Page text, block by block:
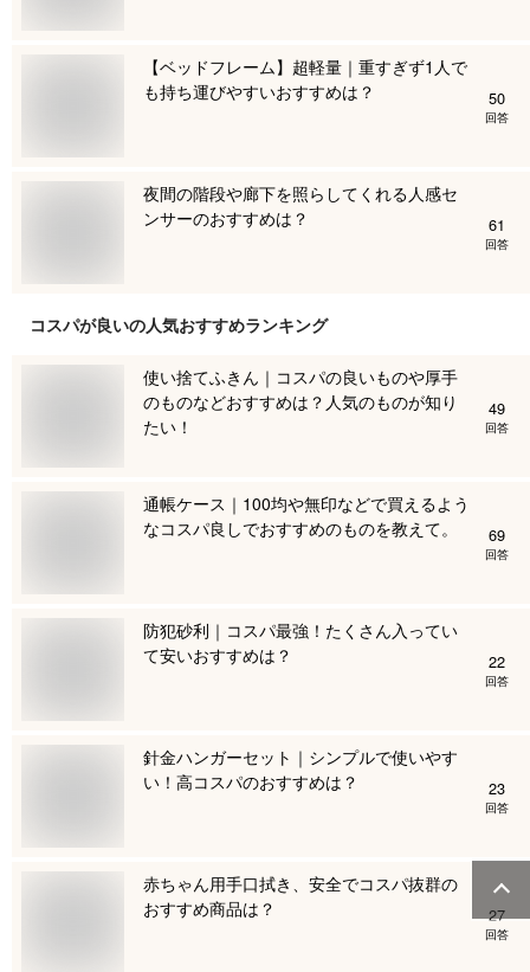
【ベッドフレーム】超軽量｜重すぎず1人で
も持ち運びやすいおすすめは？
50
回答
夜間の階段や廊下を照らしてくれる人感セ
ンサーのおすすめは？
61
回答
コスパが良いの人気おすすめランキング
使い捨てふきん｜コスパの良いものや厚手
のものなどおすすめは？人気のものが知り
たい！
49
回答
通帳ケース｜100均や無印などで買えるよう
なコスパ良しでおすすめのものを教えて。
69
回答
防犯砂利｜コスパ最強！たくさん入ってい
て安いおすすめは？
22
回答
針金ハンガーセット｜シンプルで使いやす
い！高コスパのおすすめは？
23
回答
赤ちゃん用手口拭き、安全でコスパ抜群の
おすすめ商品は？
27
回答